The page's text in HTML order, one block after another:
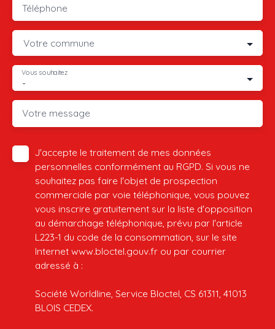
Téléphone
Votre commune
-
Vous souhaitez
Votre message
J'accepte le traitement de mes données
personnelles conformément au RGPD. Si vous ne
souhaitez pas faire l'objet de prospection
commerciale par voie téléphonique, vous pouvez
vous inscrire gratuitement sur la liste d'opposition
au démarchage téléphonique, prévu par l'article
L223-1 du code de la consommation, sur le site
Internet www.bloctel.gouv.fr ou par courrier
adressé à :
Société Worldline, Service Bloctel, CS 61311, 41013
BLOIS CEDEX.